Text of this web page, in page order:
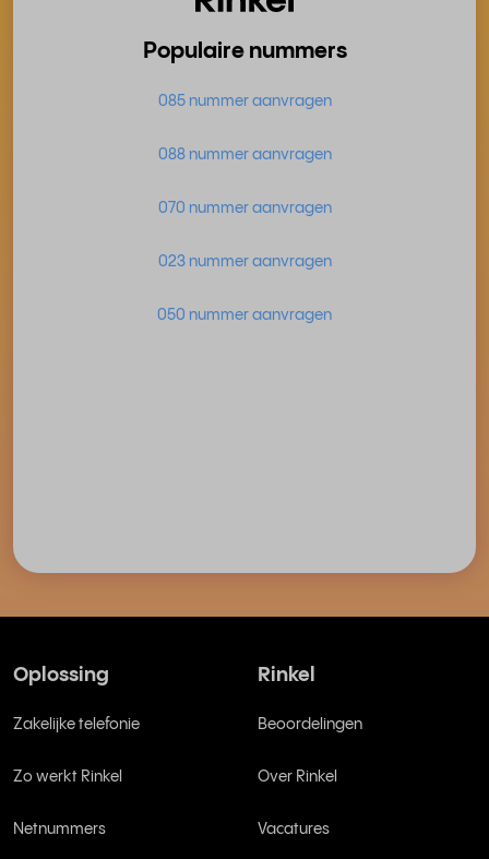
Populaire nummers
085 nummer aanvragen
088 nummer aanvragen
070 nummer aanvragen
023 nummer aanvragen
050 nummer aanvragen
Oplossing
Zakelijke telefonie
Zo werkt Rinkel
Netnummers
Rinkel
Beoordelingen
Over Rinkel
Vacatures